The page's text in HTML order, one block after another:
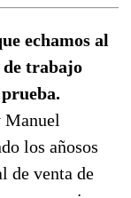
echamos al
de trabajo
Manuel
los añosos
de venta de